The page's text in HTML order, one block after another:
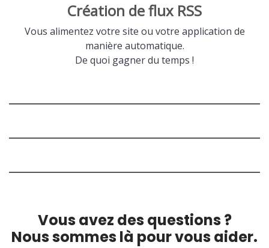
Création de flux RSS
Vous alimentez votre site ou votre application de
manière automatique.
De quoi gagner du temps !
Vous avez des questions ?
Nous sommes là pour vous aider.